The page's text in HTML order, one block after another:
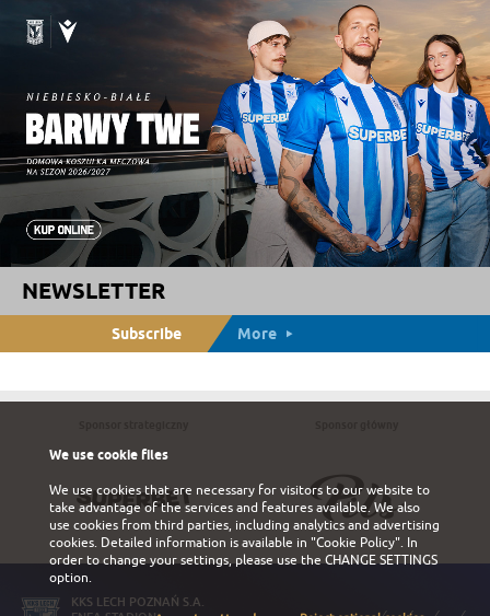
NEWSLETTER
Subscribe More
KKS LECH POZNAŃ S.A.
We use cookie files
We use cookies that are necessary for visitors to our website to
take advantage of the services and features available. We also
use cookies from third parties, including analytics and advertising
cookies. Detailed information is available in "Cookie Policy". In
order to change your settings, please use theCHANGE SETTINGS
option.